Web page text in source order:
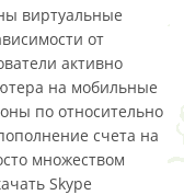
виртуальные
от
активно
на мобильные
по относительно
счета на
множеством
Skype